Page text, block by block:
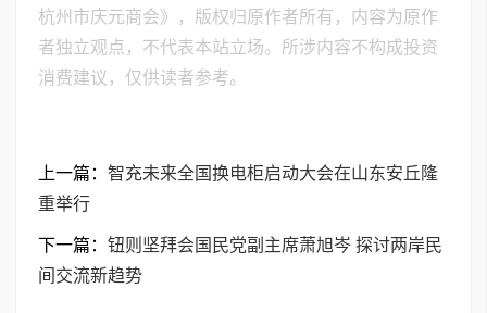
杭州市庆元商会》，版权归原作者所有，内容为原作
者独立观点，不代表本站立场。所涉内容不构成投资
消费建议，仅供读者参考。
上一篇： 智充未来全国换电柜启动大会在山东安丘隆
重举行
下一篇： 钮则坚拜会国民党副主席萧旭岑 探讨两岸民
间交流新趋势